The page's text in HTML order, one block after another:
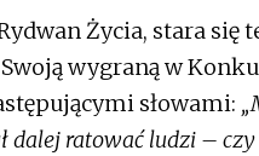
Życia, stara się
wygraną w
słowami:
dalej ratować ludzi –